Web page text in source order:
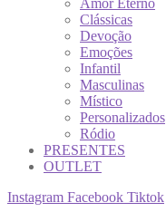
Amor Eterno
Clássicas
Devoção
Emoções
Infantil
Masculinas
Místico
Personalizados
Ródio
PRESENTES
OUTLET
Instagram Facebook Tiktok